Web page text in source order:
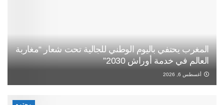
المغرب يحتفي باليوم الوطني للجالية تحت شعار “مغاربة
العالم في خدمة أوراش 2030”
أغسطس 6, 2026